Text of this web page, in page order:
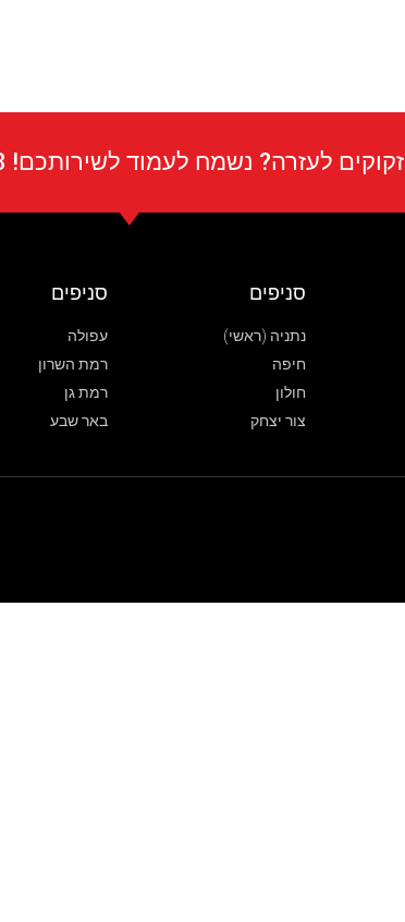
זקוקים לעזרה? נשמח לעמוד לשירותכם! 077-6510228
סניפים
נתניה (ראשי)
חיפה
חולון
צור יצחק
סניפים
עפולה
רמת השרון
רמת גן
באר שבע